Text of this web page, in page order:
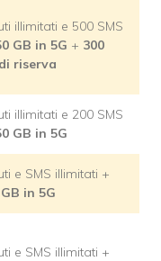
illimitati e 500 SMS
GB in 5G + 300
riserva
illimitati e 200 SMS
GB in 5G
e SMS illimitati +
in 5G
e SMS illimitati +